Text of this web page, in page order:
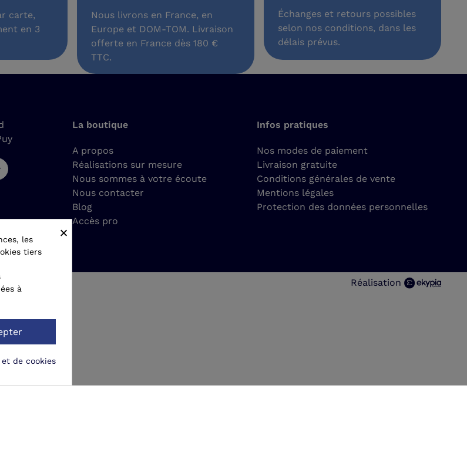
sécurisé par carte,
de paiement en 3
Nous livrons en France, en
Europe et DOM-TOM. Livraison
offerte en France dès 180 €
Échanges et retours
selon nos conditions, dans
La boutique
A propos
Réalisations sur mesure
Nous sommes à votre écoute
Nous contacter
Blog
Accès pro
Infos pratiques
Nos modes de paiement
Livraison gratuite
Conditions générales de vente
Mentions légales
Protection des données personnelles
Réalisation
×
les
tiers
à
de cookies